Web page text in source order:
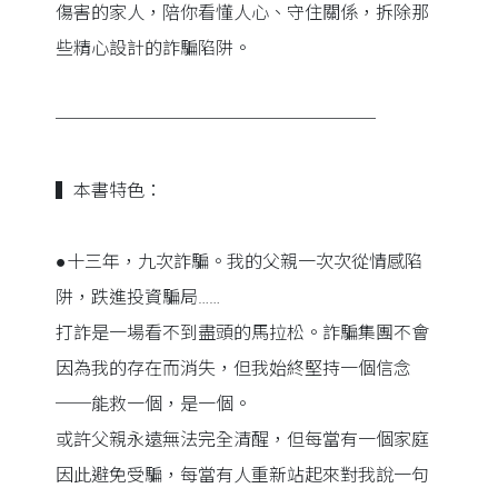
傷害的家人，陪你看懂人心、守住關係，拆除那
些精心設計的詐騙陷阱。
──────────────────
▍本書特色：
●十三年，九次詐騙。我的父親一次次從情感陷
阱，跌進投資騙局……
打詐是一場看不到盡頭的馬拉松。詐騙集團不會
因為我的存在而消失，但我始終堅持一個信念
──能救一個，是一個。
或許父親永遠無法完全清醒，但每當有一個家庭
因此避免受騙，每當有人重新站起來對我說一句